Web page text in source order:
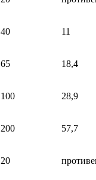
40 11
65 18,4
100 28,9
200 57,7
20